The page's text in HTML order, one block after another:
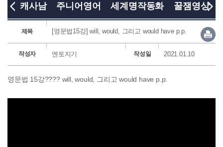
캐사남 주니어영어 세계명작동화 꿀잼영상
제목 [영문법15강] will, would, 그리고 would have p.p.
작성자 엔토지기 작성일 2021.01.10
영문법 15강???? will, would, 그리고 would have p.p.